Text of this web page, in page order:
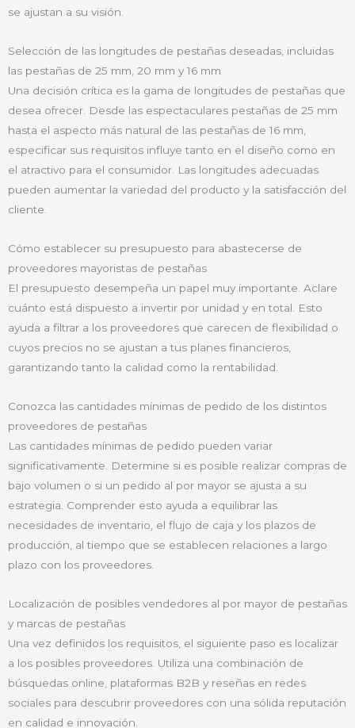
se ajustan a su visión.
Selección de las longitudes de pestañas deseadas, incluidas
las pestañas de 25 mm, 20 mm y 16 mm
Una decisión crítica es la gama de longitudes de pestañas que
desea ofrecer. Desde las espectaculares pestañas de 25 mm
hasta el aspecto más natural de las pestañas de 16 mm,
especificar sus requisitos influye tanto en el diseño como en
el atractivo para el consumidor. Las longitudes adecuadas
pueden aumentar la variedad del producto y la satisfacción del
cliente.
Cómo establecer su presupuesto para abastecerse de
proveedores mayoristas de pestañas
El presupuesto desempeña un papel muy importante. Aclare
cuánto está dispuesto a invertir por unidad y en total. Esto
ayuda a filtrar a los proveedores que carecen de flexibilidad o
cuyos precios no se ajustan a tus planes financieros,
garantizando tanto la calidad como la rentabilidad.
Conozca las cantidades mínimas de pedido de los distintos
proveedores de pestañas
Las cantidades mínimas de pedido pueden variar
significativamente. Determine si es posible realizar compras de
bajo volumen o si un pedido al por mayor se ajusta a su
estrategia. Comprender esto ayuda a equilibrar las
necesidades de inventario, el flujo de caja y los plazos de
producción, al tiempo que se establecen relaciones a largo
plazo con los proveedores.
Localización de posibles vendedores al por mayor de pestañas
y marcas de pestañas
Una vez definidos los requisitos, el siguiente paso es localizar
a los posibles proveedores. Utiliza una combinación de
búsquedas online, plataformas B2B y reseñas en redes
sociales para descubrir proveedores con una sólida reputación
en calidad e innovación.